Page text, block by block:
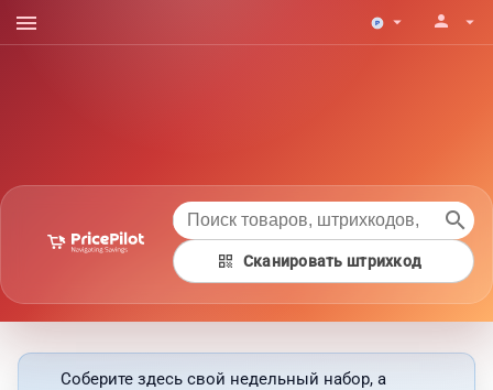
menu arrow_drop_down person arrow_drop_down
search
qr_code Сканировать штрихкод
Соберите здесь свой недельный набор, а